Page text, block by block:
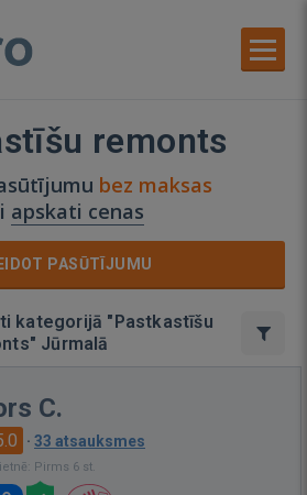
remonts
bez maksas
apskati cenas
PASŪTĪJUMU
kategorijā "Pastkastīšu
Jūrmalā
C.
· 33 atsauksmes
Pirms 6 st.